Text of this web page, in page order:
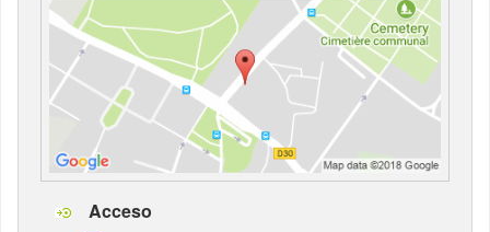
Acceso